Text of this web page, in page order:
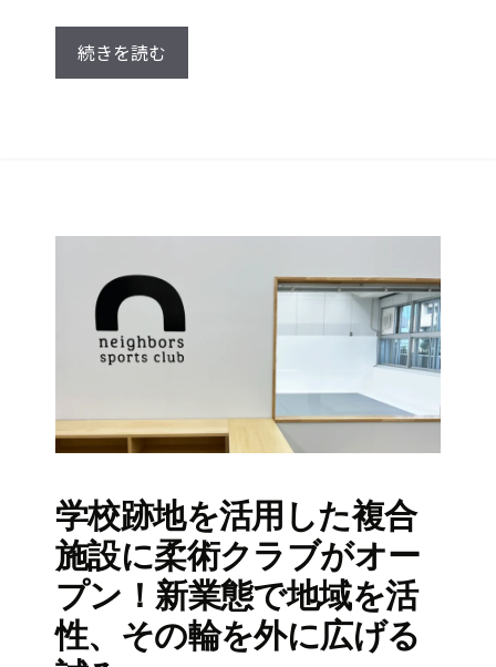
続きを読む
学校跡地を活用した複合
施設に柔術クラブがオー
プン！新業態で地域を活
性、その輪を外に広げる